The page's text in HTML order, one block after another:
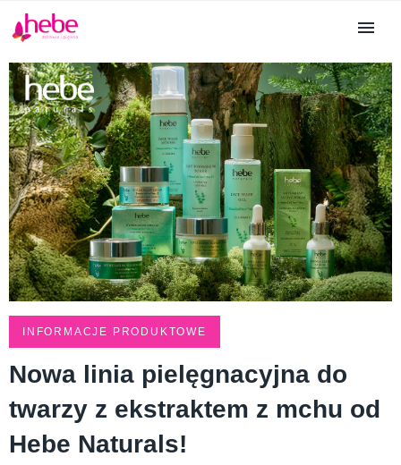
INFORMACJE PRODUKTOWE
Nowa linia pielęgnacyjna do
twarzy z ekstraktem z mchu od
Hebe Naturals!